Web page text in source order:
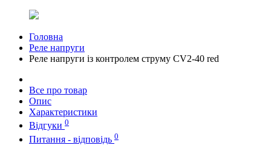
Головна
Реле напруги
Реле напруги із контролем струму CV2-40 red
Все про товар
Опис
Характеристики
Відгуки 0
Питання - відповідь 0